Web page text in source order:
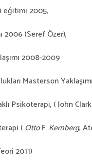
eğitimi 2005,
2006 (Seref Özer),
2008-2009
Masterson
Psikoterapi, ( John
( OttoF.Kernberg,
2011)